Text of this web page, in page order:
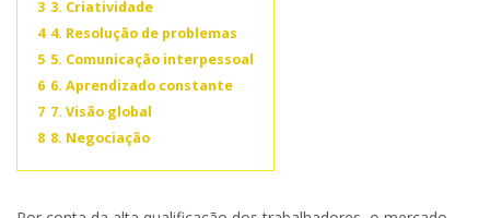
3 3. Criatividade
4 4. Resolução de problemas
5 5. Comunicação interpessoal
6 6. Aprendizado constante
7 7. Visão global
8 8. Negociação